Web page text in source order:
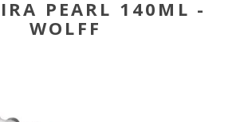
PEARL 140ML -
WOLFF